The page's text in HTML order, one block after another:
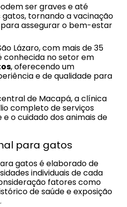
ser graves e até
tornando a vacinação
assegurar o bem-estar
Lázaro, com mais de 35
conhecida no setor em
, oferecendo um
e de qualidade para
de Macapá, a clínica
completo de serviços
o cuidado dos animais de
para gatos
gatos é elaborado de
individuais de cada
fatores como
de saúde e exposição